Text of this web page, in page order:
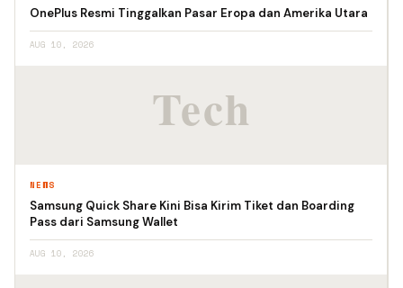
OnePlus Resmi Tinggalkan Pasar Eropa dan Amerika Utara
AUG 10, 2026
NEWS
Samsung Quick Share Kini Bisa Kirim Tiket dan Boarding
Pass dari Samsung Wallet
AUG 10, 2026